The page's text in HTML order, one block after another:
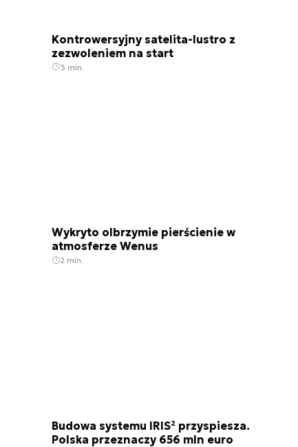
Kontrowersyjny satelita-lustro z
zezwoleniem na start
3 min.
Wykryto olbrzymie pierścienie w
atmosferze Wenus
2 min.
Budowa systemu IRIS² przyspiesza.
Polska przeznaczy 656 mln euro